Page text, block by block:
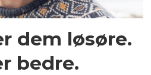
dem løsøre.
bedre.